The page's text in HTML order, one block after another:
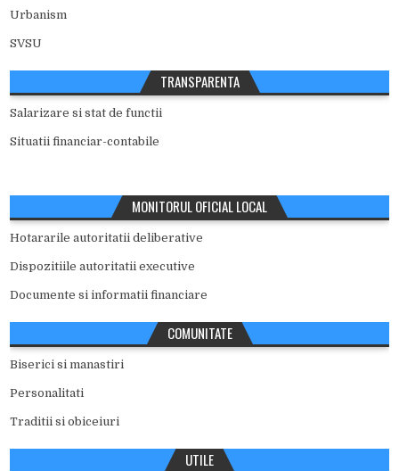
Urbanism
SVSU
TRANSPARENTA
Salarizare si stat de functii
Situatii financiar-contabile
MONITORUL OFICIAL LOCAL
Hotararile autoritatii deliberative
Dispozitiile autoritatii executive
Documente si informatii financiare
COMUNITATE
Biserici si manastiri
Personalitati
Traditii si obiceiuri
UTILE